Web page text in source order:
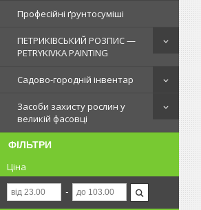
Професійні ґрунтосуміші
ПЕТРИКІВСЬКИЙ РОЗПИС —
PETRYKIVKA PAINTING
Садово-городній інвентар
Засоби захисту рослин у
великій фасовці
ФІЛЬТРИ
Ціна